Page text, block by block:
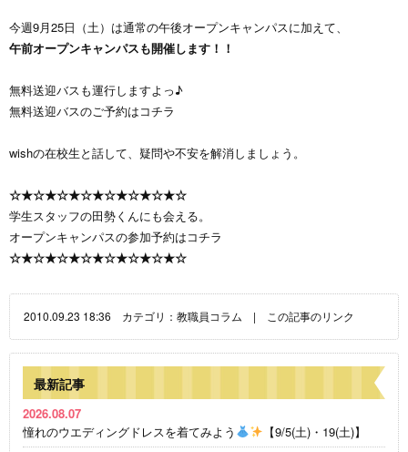
今週9月25日（土）は通常の午後オープンキャンパスに加えて、
午前オープンキャンパスも開催します！！
無料送迎バスも運行しますよっ♪
無料送迎バスのご予約はコチラ
wishの在校生と話して、疑問や不安を解消しましょう。
☆★☆★☆★☆★☆★☆★☆★☆
学生スタッフの田勢くんにも会える。
オープンキャンパスの参加予約はコチラ
☆★☆★☆★☆★☆★☆★☆★☆
2010.09.23 18:36 カテゴリ： 教職員コラム | この記事のリンク
最新記事
2026.08.07
憧れのウエディングドレスを着てみよう
【9/5(土)・19(土)】